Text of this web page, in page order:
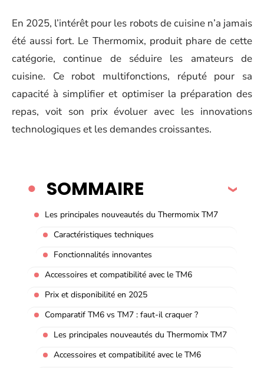
En 2025, l’intérêt pour les robots de cuisine n’a jamais
été aussi fort. Le Thermomix, produit phare de cette
catégorie, continue de séduire les amateurs de
cuisine. Ce robot multifonctions, réputé pour sa
capacité à simplifier et optimiser la préparation des
repas, voit son prix évoluer avec les innovations
technologiques et les demandes croissantes.
SOMMAIRE
Les principales nouveautés du Thermomix TM7
Caractéristiques techniques
Fonctionnalités innovantes
Accessoires et compatibilité avec le TM6
Prix et disponibilité en 2025
Comparatif TM6 vs TM7 : faut-il craquer ?
Les principales nouveautés du Thermomix TM7
Accessoires et compatibilité avec le TM6